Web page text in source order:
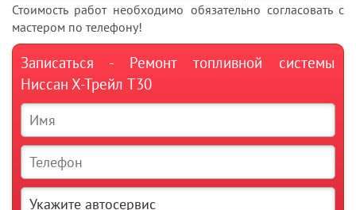
Стоимость работ необходимо обязательно согласовать с
мастером по телефону!
Записаться - Ремонт топливной системы
Ниссан Х-Трейл T30